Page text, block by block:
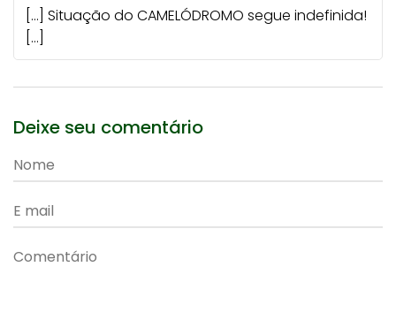
[…] Situação do CAMELÓDROMO segue indefinida!
[…]
Deixe seu comentário